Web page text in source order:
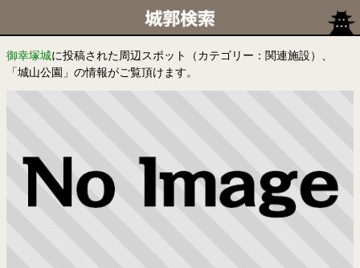
御幸塚城に投稿された周辺スポット（カテゴリー：関連施設）、
「城山公園」の情報がご覧頂けます。